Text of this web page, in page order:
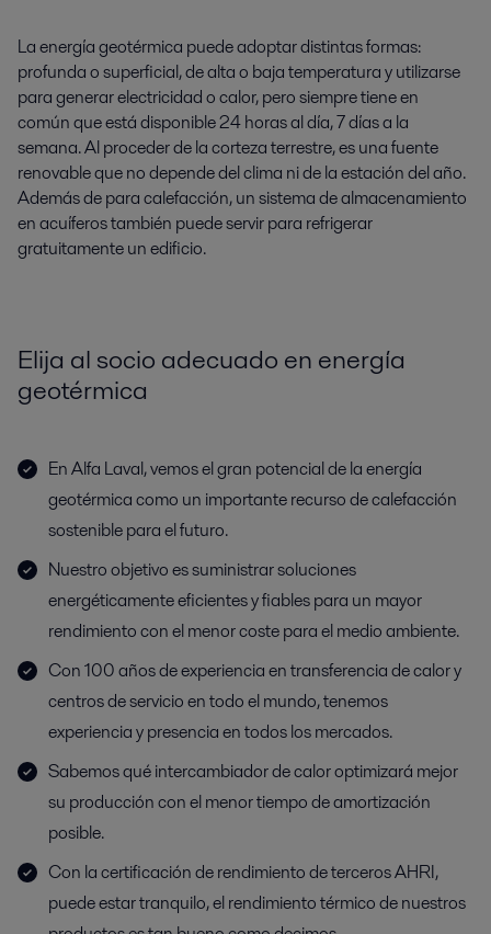
La energía geotérmica puede adoptar distintas formas:
profunda o superficial, de alta o baja temperatura y utilizarse
para generar electricidad o calor, pero siempre tiene en
común que está disponible 24 horas al día, 7 días a la
semana. Al proceder de la corteza terrestre, es una fuente
renovable que no depende del clima ni de la estación del año.
Además de para calefacción, un sistema de almacenamiento
en acuíferos también puede servir para refrigerar
gratuitamente un edificio.
Elija al socio adecuado en energía
geotérmica
En Alfa Laval, vemos el gran potencial de la energía
geotérmica como un importante recurso de calefacción
sostenible para el futuro.
Nuestro objetivo es suministrar soluciones
energéticamente eficientes y fiables para un mayor
rendimiento con el menor coste para el medio ambiente.
Con 100 años de experiencia en transferencia de calor y
centros de servicio en todo el mundo, tenemos
experiencia y presencia en todos los mercados.
Sabemos qué intercambiador de calor optimizará mejor
su producción con el menor tiempo de amortización
posible.
Con la certificación de rendimiento de terceros AHRI,
puede estar tranquilo, el rendimiento térmico de nuestros